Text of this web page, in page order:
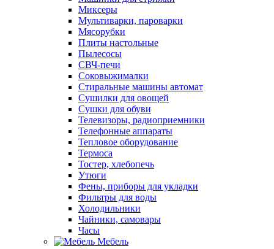
Миксеры
Мультиварки, пароварки
Мясорубки
Плиты настольные
Пылесосы
СВЧ-печи
Соковыжималки
Стиральные машины автомат
Сушилки для овощей
Сушки для обуви
Телевизоры, радиоприемники
Телефонные аппараты
Тепловое оборудование
Термоса
Тостер, хлебопечь
Утюги
Фены, приборы для укладки
Фильтры для воды
Холодильники
Чайники, самовары
Часы
Мебель